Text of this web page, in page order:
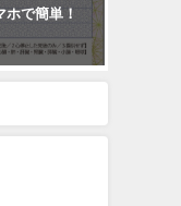
で簡単！